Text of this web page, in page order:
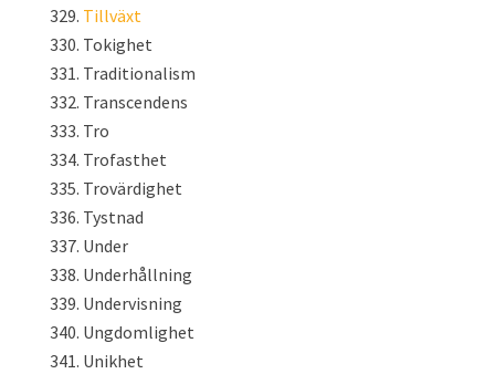
Tillväxt
Tokighet
Traditionalism
Transcendens
Tro
Trofasthet
Trovärdighet
Tystnad
Under
Underhållning
Undervisning
Ungdomlighet
Unikhet